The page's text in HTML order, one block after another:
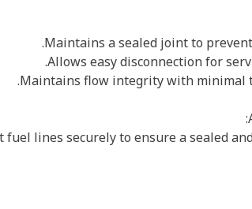
lines securely to ensure a sealed